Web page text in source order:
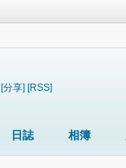
[分享] [RSS]
日誌 相簿